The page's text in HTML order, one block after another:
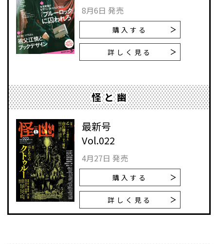
8月6日 発売
購入する
詳しく見る
怪と幽
最新号
Vol.022
4月27日 発売
購入する
詳しく見る